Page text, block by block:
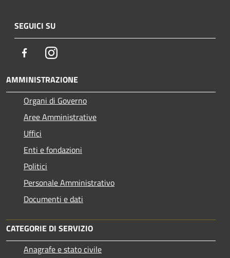
SEGUICI SU
FacebookInstagram
AMMINISTRAZIONE
Organi di Governo
Aree Amministrative
Uffici
Enti e fondazioni
Politici
Personale Amministrativo
Documenti e dati
CATEGORIE DI SERVIZIO
Anagrafe e stato civile